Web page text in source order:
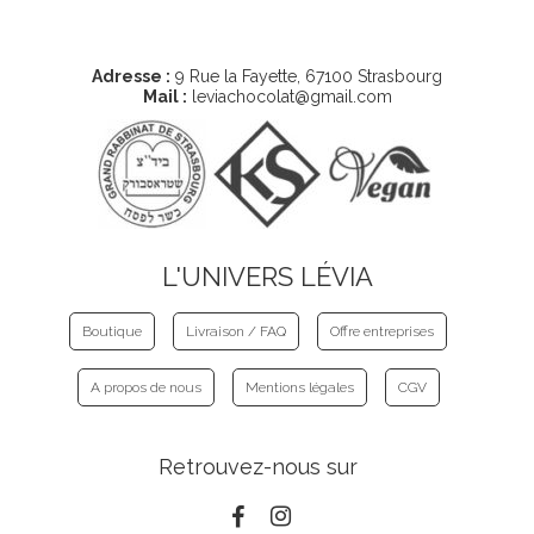
Adresse : 9 Rue la Fayette, 67100 Strasbourg
Mail : leviachocolat@gmail.com
L'UNIVERS LÉVIA
Boutique Livraison / FAQ Offre entreprises
A propos de nous Mentions légales CGV
Retrouvez-nous sur